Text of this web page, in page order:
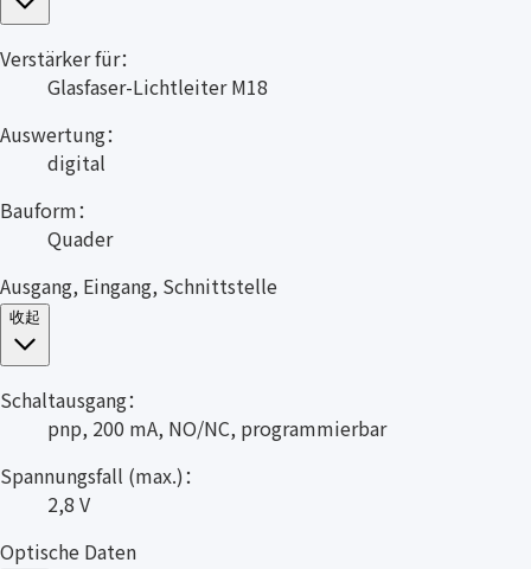
Verstärker für：
Glasfaser-Lichtleiter M18
Auswertung：
digital
Bauform：
Quader
Ausgang, Eingang, Schnittstelle
收起
Schaltausgang：
pnp, 200 mA, NO/NC, programmierbar
Spannungsfall (max.)：
2,8 V
Optische Daten